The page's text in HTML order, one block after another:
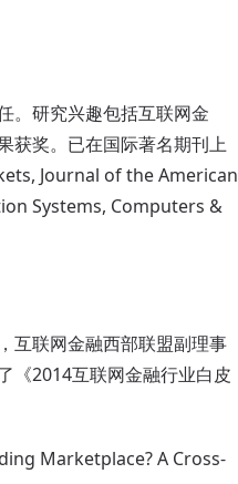
。研究兴趣包括互联网金
获奖。已在国际著名期刊上
Journal of the American
Systems, Computers &
互联网金融西部联盟副理事
《2014互联网金融行业白皮
Marketplace? A Cross-